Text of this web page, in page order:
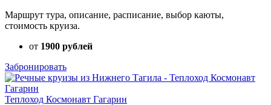
Маршрут тура, описание, расписание, выбор каюты,
стоимость круиза.
от 1900 рублей
Забронировать
Теплоход Космонавт Гагарин